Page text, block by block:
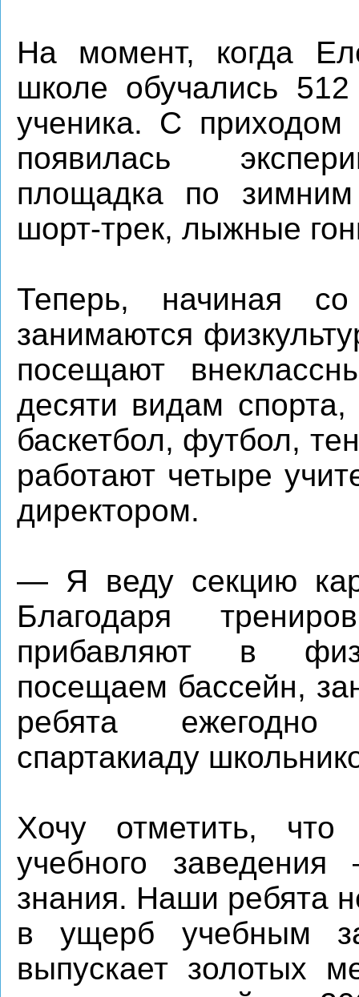
На момент, когда
школе обучались
ученика. С приходом
появилась
площадка по
шорт-трек, лыжные
Теперь, начиная
занимаются
посещают
десяти видам спорта,
баскетбол, футбол,
работают четыре
директором.
— Я веду секцию
Благодаря
прибавляют в
посещаем бассейн,
ребята ежегодно
спартакиаду
Хочу отметить, что
учебного
знания. Наши ребята
в ущерб учебным
выпускает золотых